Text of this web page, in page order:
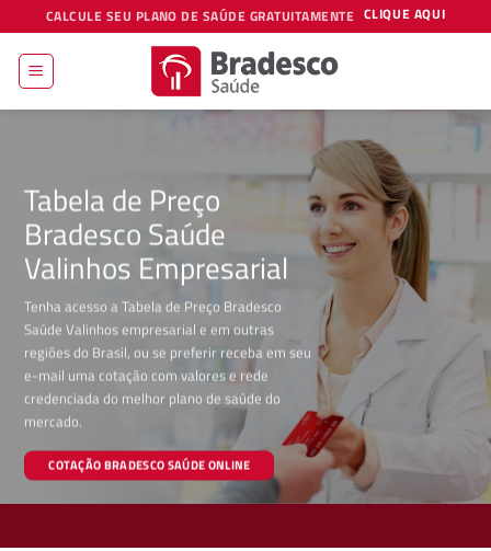
to
content
CALCULE SEU PLANO DE SAÚDE GRATUITAMENTE CLIQUE AQUI
Tabela de Preço
Bradesco Saúde
Valinhos Empresarial
Tenha acesso a Tabela de Preço Bradesco
Saúde Valinhos empresarial e em outras
regiões do Brasil, ou se preferir receba em seu
e-mail uma cotação com valores e rede
credenciada do melhor plano de saúde do
mercado.
COTAÇÃO BRADESCO SAÚDE ONLINE